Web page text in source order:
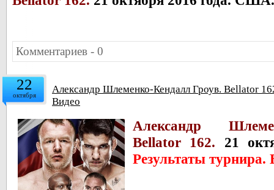
Комментариев - 0
22
октября
Александр Шлеменко-Кендалл Гроув. Bellator
Видео
Александр
Bellator 162. 21
Результаты турнира.